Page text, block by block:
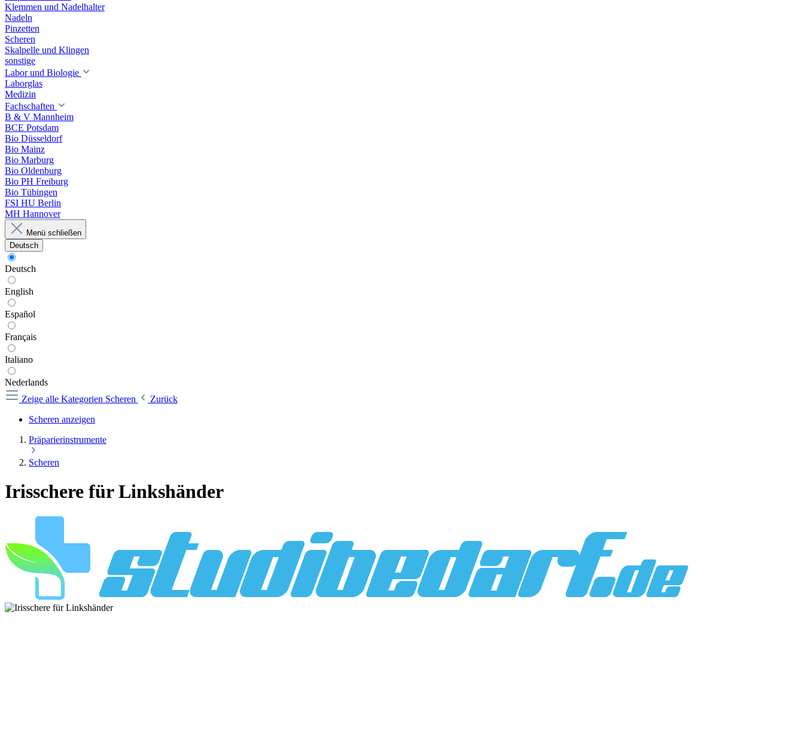
Klemmen und Nadelhalter
Nadeln
Pinzetten
Scheren
Skalpelle und Klingen
sonstige
Labor und Biologie
Laborglas
Medizin
Fachschaften
B & V Mannheim
BCE Potsdam
Bio Düsseldorf
Bio Mainz
Bio Marburg
Bio Oldenburg
Bio PH Freiburg
Bio Tübingen
FSI HU Berlin
MH Hannover
Menü schließen
Deutsch
Deutsch
English
Español
Français
Italiano
Nederlands
Zeige alle Kategorien Scheren
Zurück
Scheren anzeigen
Präparierinstrumente
Scheren
Irisschere für Linkshänder